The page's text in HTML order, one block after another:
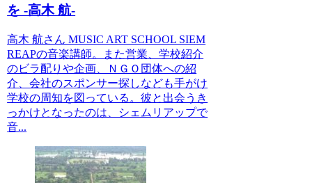
を -高木 航-
高木 航さん MUSIC ART SCHOOL SIEM
REAPの音楽講師。また営業、学校紹介
のビラ配りや企画、ＮＧＯ団体への紹
介、会社のスポンサー探しなども手がけ
学校の周知を図っている。彼と出会うき
っかけとなったのは、シェムリアップで
音...